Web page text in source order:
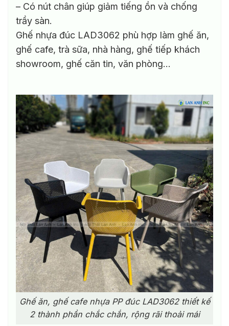
– Có nút chân giúp giảm tiếng ồn và chống
trầy sàn.
Ghế nhựa đúc LAD3062 phù hợp làm ghế ăn,
ghế cafe, trà sữa, nhà hàng, ghế tiếp khách
showroom, ghế căn tin, văn phòng…
Ghế ăn, ghế cafe nhựa PP đúc LAD3062 thiết kế
2 thành phần chắc chắn, rộng rãi thoải mái